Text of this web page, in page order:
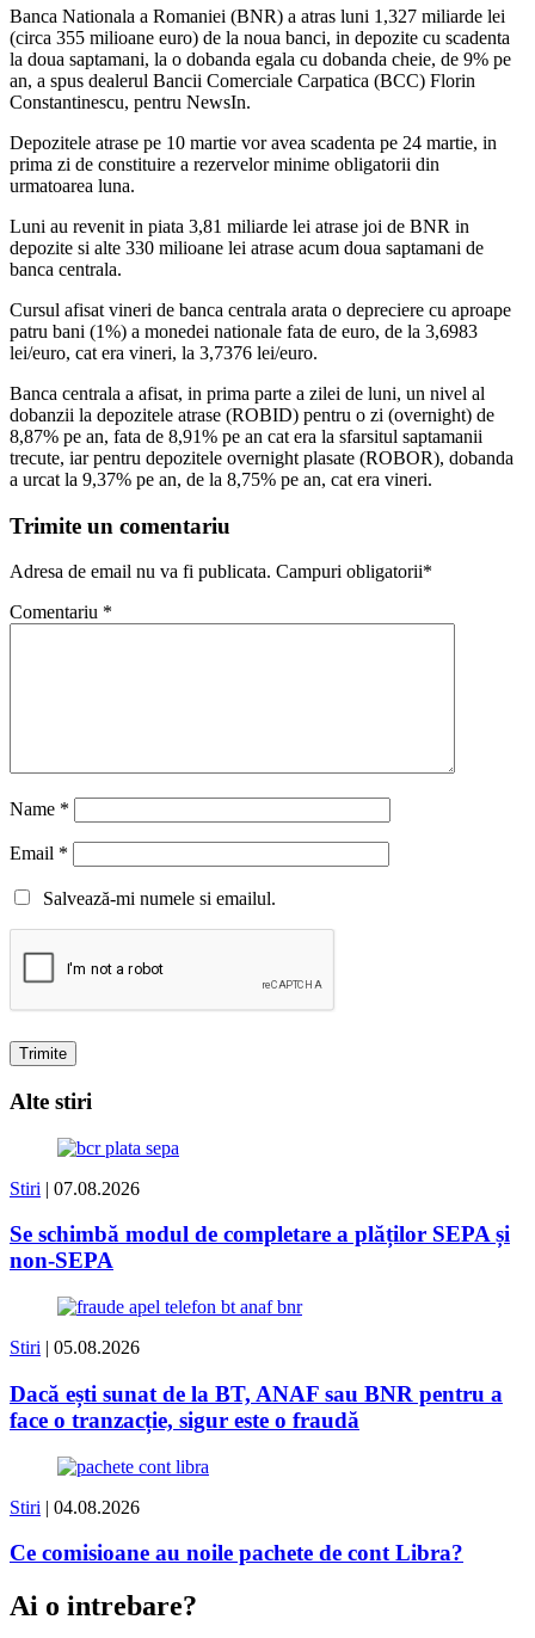
Banca Nationala a Romaniei (BNR) a atras luni 1,327 miliarde lei
(circa 355 milioane euro) de la noua banci, in depozite cu scadenta
la doua saptamani, la o dobanda egala cu dobanda cheie, de 9% pe
an, a spus dealerul Bancii Comerciale Carpatica (BCC) Florin
Constantinescu, pentru NewsIn.
Depozitele atrase pe 10 martie vor avea scadenta pe 24 martie, in
prima zi de constituire a rezervelor minime obligatorii din
urmatoarea luna.
Luni au revenit in piata 3,81 miliarde lei atrase joi de BNR in
depozite si alte 330 milioane lei atrase acum doua saptamani de
banca centrala.
Cursul afisat vineri de banca centrala arata o depreciere cu aproape
patru bani (1%) a monedei nationale fata de euro, de la 3,6983
lei/euro, cat era vineri, la 3,7376 lei/euro.
Banca centrala a afisat, in prima parte a zilei de luni, un nivel al
dobanzii la depozitele atrase (ROBID) pentru o zi (overnight) de
8,87% pe an, fata de 8,91% pe an cat era la sfarsitul saptamanii
trecute, iar pentru depozitele overnight plasate (ROBOR), dobanda
a urcat la 9,37% pe an, de la 8,75% pe an, cat era vineri.
Trimite un comentariu
Adresa de email nu va fi publicata. Campuri obligatorii*
Comentariu *
Name *
Email *
Salvează-mi numele si emailul.
Alte stiri
Stiri | 07.08.2026
Se schimbă modul de completare a plăților SEPA și
non-SEPA
Stiri | 05.08.2026
Dacă ești sunat de la BT, ANAF sau BNR pentru a
face o tranzacție, sigur este o fraudă
Stiri | 04.08.2026
Ce comisioane au noile pachete de cont Libra?
Ai o intrebare?